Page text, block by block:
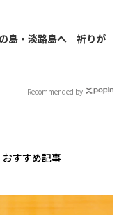
島・淡路島へ 祈りが
Recommended by
おすすめ記事